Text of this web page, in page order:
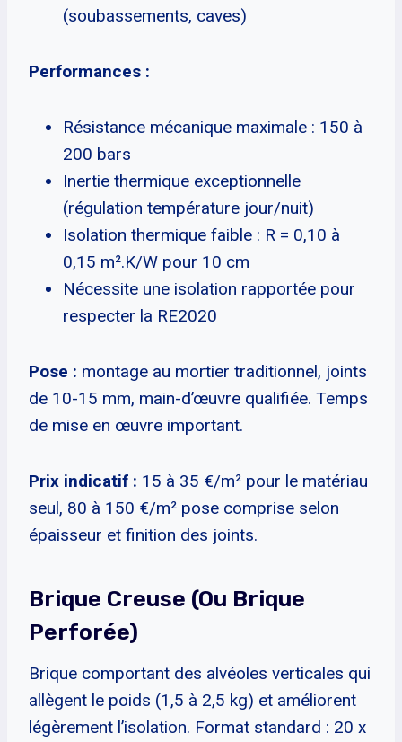
(soubassements, caves)
Performances :
Résistance mécanique maximale : 150 à
200 bars
Inertie thermique exceptionnelle
(régulation température jour/nuit)
Isolation thermique faible : R = 0,10 à
0,15 m².K/W pour 10 cm
Nécessite une isolation rapportée pour
respecter la RE2020
Pose : montage au mortier traditionnel, joints
de 10-15 mm, main-d’œuvre qualifiée. Temps
de mise en œuvre important.
Prix indicatif : 15 à 35 €/m² pour le matériau
seul, 80 à 150 €/m² pose comprise selon
épaisseur et finition des joints.
Brique Creuse (ou Brique
Perforée)
Brique comportant des alvéoles verticales qui
allègent le poids (1,5 à 2,5 kg) et améliorent
légèrement l’isolation. Format standard : 20 x